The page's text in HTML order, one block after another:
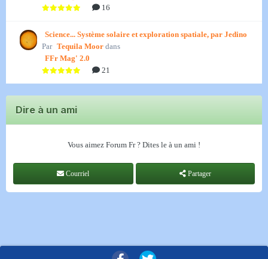
16
Science... Système solaire et exploration spatiale, par Jedino
Par Tequila Moor dans
FFr Mag' 2.0
21
Dire à un ami
Vous aimez Forum Fr ? Dites le à un ami !
Courriel Partager